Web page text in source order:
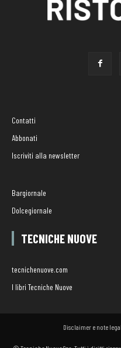
Contatti
Abbonati
Iscriviti alla newsletter
Bargiornale
Dolcegiornale
TECNICHE NUOVE
tecnichenuove.com
I libri Tecniche Nuove
Disclaimer e note